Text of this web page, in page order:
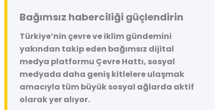
Bağımsız haberciliği güçlendirin
Türkiye’nin çevre ve iklim gündemini
yakından takip eden bağımsız dijital
medya platformu Çevre Hattı, sosyal
medyada daha geniş kitlelere ulaşmak
amacıyla tüm büyük sosyal ağlarda aktif
olarak yer alıyor.